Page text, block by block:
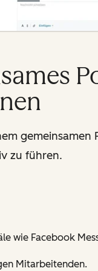
zu führen.
wie Facebook
Mitarbeitenden.